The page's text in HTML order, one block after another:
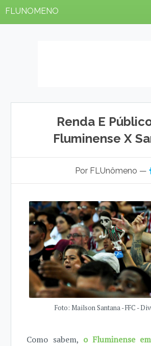
FLUNOMENO
Renda E
Fluminense X
Por FLUnômeno —
Foto: Mailson Santana - FFC -
Como sabem, o Fluminense